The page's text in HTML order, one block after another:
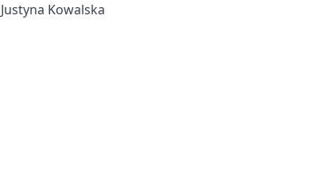
Justyna Kowalska